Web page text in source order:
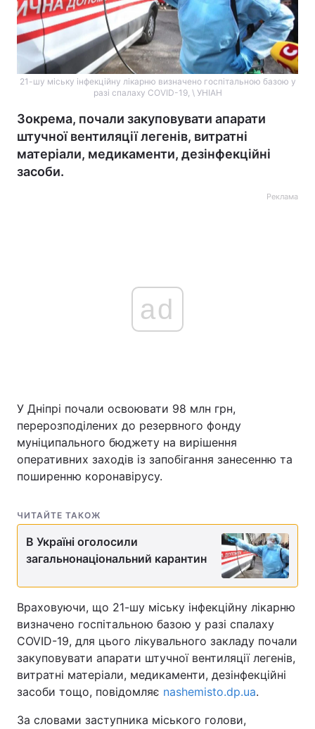
21-шу міську інфекційну лікарню визначено госпітальною базою у
разі спалаху COVID-19, \ УНІАН
Зокрема, почали закуповувати апарати
штучної вентиляції легенів, витратні
матеріали, медикаменти, дезінфекційні
засоби.
Реклама
ad
У Дніпрі почали освоювати 98 млн грн,
перерозподілених до резервного фонду
муніципального бюджету на вирішення
оперативних заходів із запобігання занесенню та
поширенню коронавірусу.
ЧИТАЙТЕ ТАКОЖ
В Україні оголосили
загальнонаціональний карантин
Враховуючи, що 21-шу міську інфекційну лікарню
визначено госпітальною базою у разі спалаху
COVID-19, для цього лікувального закладу почали
закуповувати апарати штучної вентиляції легенів,
витратні матеріали, медикаменти, дезінфекційні
засоби тощо, повідомляє nashemisto.dp.ua.
За словами заступника міського голови,